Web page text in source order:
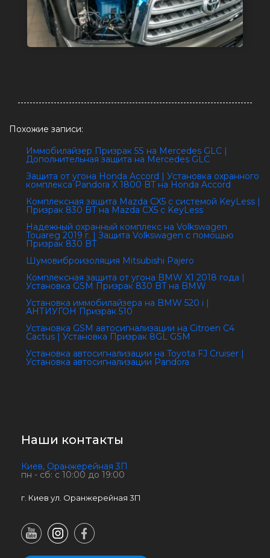
Похожие записи:
Иммобилайзер Призрак 5S на Mercedes GLC |
Дополнительная защита на Mercedes GLC
Защита от угона Honda Accord | Установка охранного
комплекса Pandora X 1800 BT на Honda Accord
Комплексная защита Mazda CX5 с системой KeyLess |
Призрак 830 BT на Mazda CХ5 с KeyLess
Надежный охранный комплекс на Volkswagen
Touareg 2019 г. | Защита Volkswagen с помощью
Призрак 830 BT
Шумовиброизоляция Mitsubishi Pajero
Комплексная защита от угона BMW X1 2018 года |
Установка GSM Призрак 830 BT на BMW
Установка иммобилайзера на BMW 520 i |
АНТИУГОН Призрак 510
Установка GSM автосигнализации на Citroen C4
Cactus | Установка Призрак 8GL GSM
Установка автосигнализации на Toyota FJ Cruiser |
Установка автосигнализации Pandora
Наши контакты
Киев, Оранжерейная 3П
пн - сб: с 10:00 до 19:00
г. Киев ул. Оранжерейная 3П